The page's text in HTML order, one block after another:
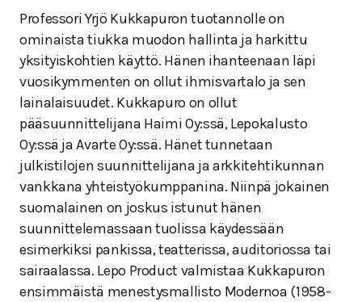
Professori Yrjö Kukkapuron tuotannolle on
ominaista tiukka muodon hallinta ja harkittu
yksityiskohtien käyttö. Hänen ihanteenaan läpi
vuosikymmenten on ollut ihmisvartalo ja sen
lainalaisuudet. Kukkapuro on ollut
pääsuunnittelijana Haimi Oy:ssä, Lepokalusto
Oy:ssä ja Avarte Oy:ssä. Hänet tunnetaan
julkistilojen suunnittelijana ja arkkitehtikunnan
vankkana yhteistyökumppanina. Niinpä jokainen
suomalainen on joskus istunut hänen
suunnittelemassaan tuolissa käydessään
esimerkiksi pankissa, teatterissa, auditoriossa tai
sairaalassa. Lepo Product valmistaa Kukkapuron
ensimmäistä menestysmallisto Modernoa (1958-